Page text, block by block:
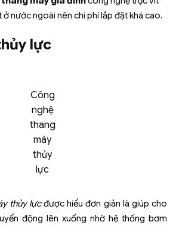
ở nước ngoài nên chi phí lắp đặt khá cao.
lực
Công
nghệ
thang
máy
thủy
lực
thủy lựcđược hiểu đơn giản là giúp cho
động lên xuống nhờ hệ thống bơm